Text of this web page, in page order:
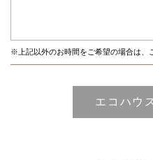
※上記以外のお時間をご希望の場合は、